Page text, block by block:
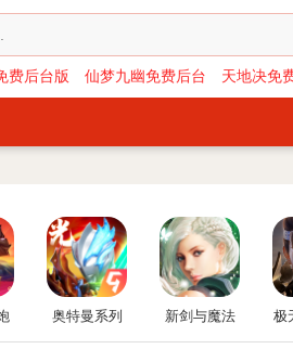
费后台版 仙梦九幽免费后台 天地决免
奥特曼系列
新剑与魔法
极